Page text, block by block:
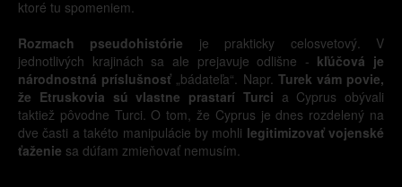
ktoré tu spomeniem.
Rozmach pseudohistórie je prakticky celosvetový. V
jednotlivých krajinách sa ale prejavuje odlišne - kľúčová je
národnostná príslušnosť „bádateľa“. Napr. Turek vám povie,
že Etruskovia sú vlastne prastarí Turci a Cyprus obývali
taktiež pôvodne Turci. O tom, že Cyprus je dnes rozdelený na
dve časti a takéto manipulácie by mohli legitimizovať vojenské
ťaženie sa dúfam zmieňovať nemusím.